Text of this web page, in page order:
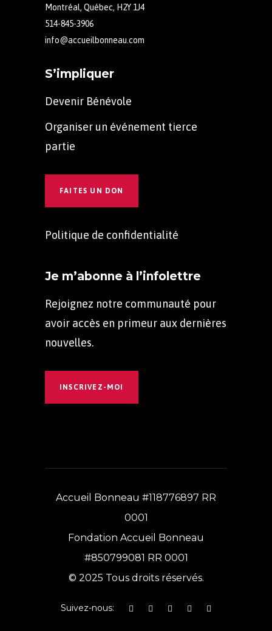
Montréal, Québec, H2Y 1J4
514-845-3906
info@accueilbonneau.com
S’impliquer
Devenir Bénévole
Organiser un événement tierce
partie
FAITES UN DON
Politique de confidentialité
Je m’abonne à l’infolettre
Rejoignez notre communauté pour
avoir accès en primeur aux dernières
nouvelles.
INSCRIVEZ-MOI
Accueil Bonneau #118776897 RR
0001
Fondation Accueil Bonneau
#850799081 RR 0001
© 2025 Tous droits réservés.
Suivez-nous: